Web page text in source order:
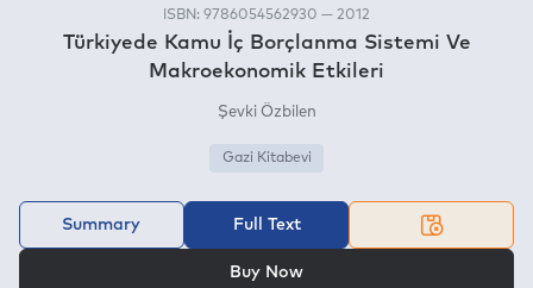
ISBN: 9786054562930 — 2012
Türkiyede Kamu İç Borçlanma Sistemi Ve
Makroekonomik Etkileri
Şevki Özbilen
Gazi Kitabevi
Summary Full Text
Buy Now